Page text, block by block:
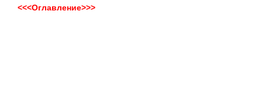
<<<Оглавление>>>